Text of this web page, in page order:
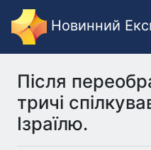
Новинний
Після
тричі
Ізраїлю.